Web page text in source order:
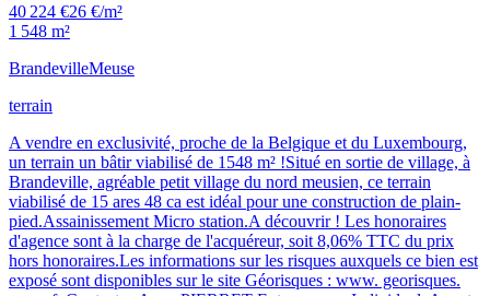
40 224 €26 €/m²
1 548 m²
BrandevilleMeuse
terrain
A vendre en exclusivité, proche de la Belgique et du Luxembourg,
un terrain un bâtir viabilisé de 1548 m² !Situé en sortie de village, à
Brandeville, agréable petit village du nord meusien, ce terrain
viabilisé de 15 ares 48 ca est idéal pour une construction de plain-
pied.Assainissement Micro station.A découvrir ! Les honoraires
d'agence sont à la charge de l'acquéreur, soit 8,06% TTC du prix
hors honoraires.Les informations sur les risques auxquels ce bien est
exposé sont disponibles sur le site Géorisques : www. georisques.